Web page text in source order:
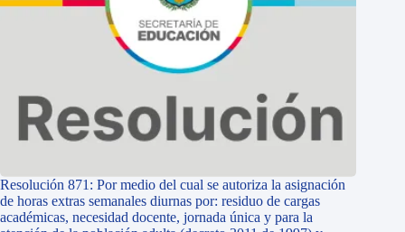
Resolución 871: Por medio del cual se autoriza la asignación
de horas extras semanales diurnas por: residuo de cargas
académicas, necesidad docente, jornada única y para la